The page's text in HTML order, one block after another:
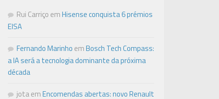
Rui Carriço emHisense conquista 6 prémios
EISA
Fernando Marinho emBosch Tech Compass:
a IA será a tecnologia dominante da próxima
década
jotaemEncomendas abertas: novo Renault